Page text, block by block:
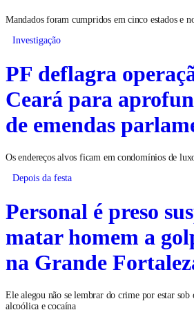
Mandados foram cumpridos em cinco estados e
Investigação
PF deflagra
Ceará para
de emendas
Os endereços alvos ficam em condomínios de
Depois da festa
Personal é preso
matar homem a
na Grande
Ele alegou não se lembrar do crime por estar sob
alcoólica e cocaína